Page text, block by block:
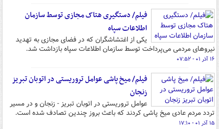
فیلم/ دستگیری هتاک مجازی توسط سازمان
اطلاعات سپاه
یکی از اغتشاشگران که در فضای مجازی به تهدید
نیروهای مردمی می‌پرداخت توسط سازمان اطلاعات سپاه بازداشت شد.
۱۶ آذر ۰۱ - ۰۷:۵۲
فیلم/ میخ پاشی عوامل تروریستی در اتوبان تبریز
زنجان
عوامل تروریستی در اتوبان تبریز - زنجان و در مسیر
تردد مردم عادی میخ پاشی کردند که باعث بروز چندین تصادف شده است.
۱۵ آذر ۰۱ - ۱۷:۱۰